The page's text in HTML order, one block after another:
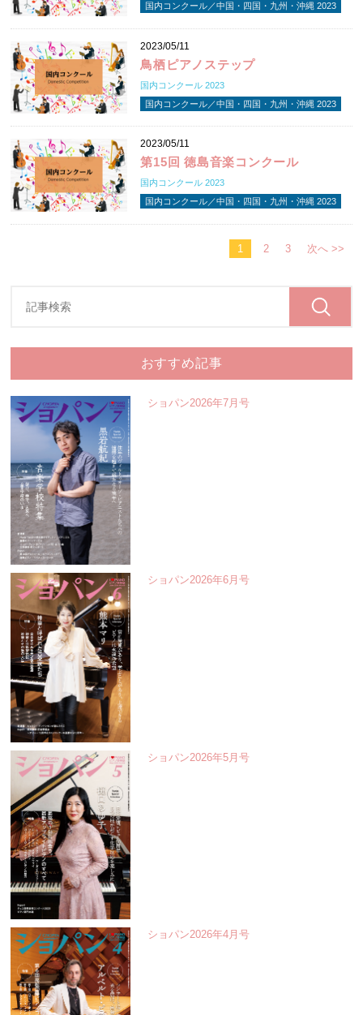
国内コンクール／中国・四国・九州・沖縄 2023
2023/05/11
鳥栖ピアノステップ
国内コンクール 2023
国内コンクール／中国・四国・九州・沖縄 2023
2023/05/11
第15回 徳島音楽コンクール
国内コンクール 2023
国内コンクール／中国・四国・九州・沖縄 2023
1 2 3 次へ >>
おすすめ記事
ショパン2026年7月号
ショパン2026年6月号
ショパン2026年5月号
ショパン2026年4月号